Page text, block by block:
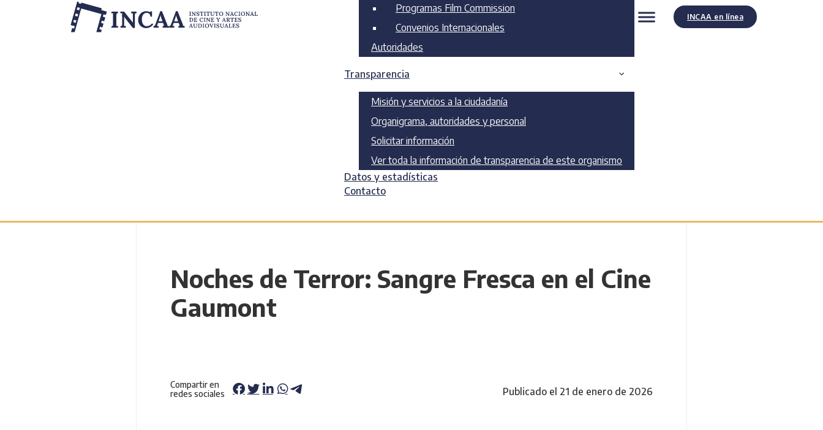
Programas Film Commission
Convenios Internacionales
Autoridades
Transparencia
Misión y servicios a la ciudadanía
Organigrama, autoridades y personal
Solicitar información
Ver toda la información de transparencia de este organismo
Datos y estadísticas
Contacto
INCAA en línea
Noches de Terror: Sangre Fresca en el Cine
Gaumont
Compartir en
redes sociales
Publicado el 21 de enero de 2026